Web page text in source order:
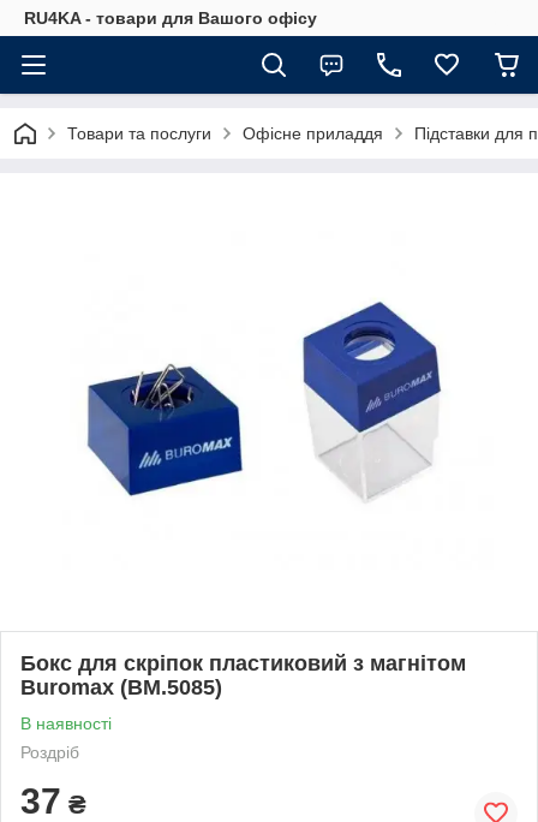
RU4KA - товари для Вашого офісу
Товари та послуги Офісне приладдя Підставки для
Бокс для скріпок пластиковий з магнітом
Buromax (BM.5085)
В наявності
Роздріб
37 ₴